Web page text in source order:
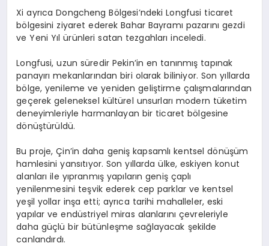
Xi ayrıca Dongcheng Bölgesi’ndeki Longfusi ticaret
bölgesini ziyaret ederek Bahar Bayramı pazarını gezdi
ve Yeni Yıl ürünleri satan tezgahları inceledi.
Longfusi, uzun süredir Pekin’in en tanınmış tapınak
panayırı mekanlarından biri olarak biliniyor. Son yıllarda
bölge, yenileme ve yeniden geliştirme çalışmalarından
geçerek geleneksel kültürel unsurları modern tüketim
deneyimleriyle harmanlayan bir ticaret bölgesine
dönüştürüldü.
Bu proje, Çin’in daha geniş kapsamlı kentsel dönüşüm
hamlesini yansıtıyor. Son yıllarda ülke, eskiyen konut
alanları ile yıpranmış yapıların geniş çaplı
yenilenmesini teşvik ederek cep parklar ve kentsel
yeşil yollar inşa etti; ayrıca tarihi mahalleler, eski
yapılar ve endüstriyel miras alanlarını çevreleriyle
daha güçlü bir bütünleşme sağlayacak şekilde
canlandırdı.